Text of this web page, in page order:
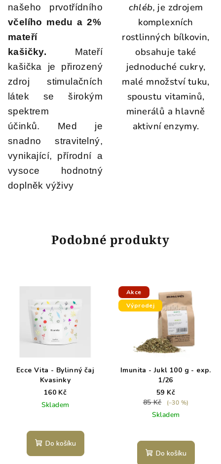
našeho prvotřídního
včelího medu a 2%
mateří
kašičky. Mateří
kašička je přirozený
zdroj stimulačních
látek se širokým
spektrem
účinků. Med je
snadno stravitelný,
vynikající, přírodní a
vysoce hodnotný
doplněk výživy
chléb, je zdrojem
komplexních
rostlinných bílkovin,
obsahuje také
jednoduché cukry,
malé množství tuku,
spoustu vitaminů,
minerálů a hlavně
aktivní enzymy.
Podobné produkty
Ecce Vita - Bylinný čaj
Kvasinky
160 Kč
Skladem
Do košíku
Akce
Výprodej
Imunita - Jukl 100 g - exp.
1/26
59 Kč
85 Kč
(–30 %)
Skladem
Do košíku